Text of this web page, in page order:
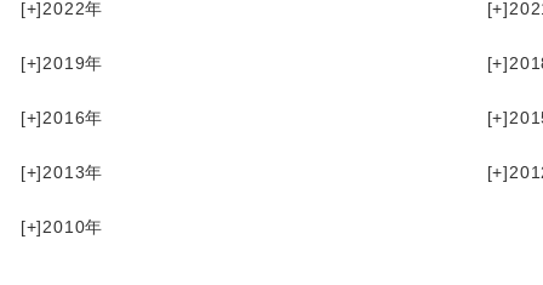
[+]2022 [+]
[+]2019 [+]
[+]2016 [+]
[+]2013 [+]
[+]2010